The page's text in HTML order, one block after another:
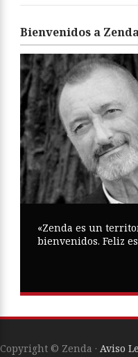
Bienvenidos a
«Zenda es un
bienvenidos. Feliz
Copyright © Zenda · Aviso